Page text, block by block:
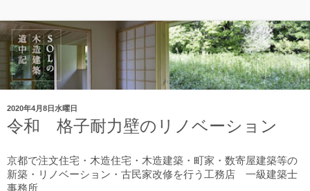
2020年4月8日水曜日
令和 格子耐力壁のリノベーション
京都で注文住宅・木造住宅・木造建築・町家・数寄屋建築等の
新築・リノベーション・古民家改修を行う工務店 一級建築士
事務所